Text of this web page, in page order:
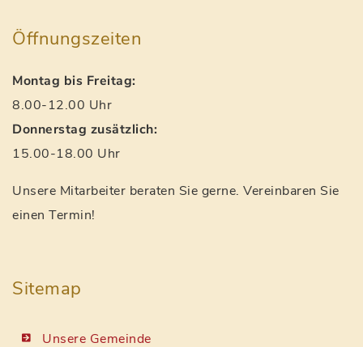
Öffnungszeiten
Montag bis Freitag:
8.00-12.00 Uhr
Donnerstag zusätzlich:
15.00-18.00 Uhr
Unsere Mitarbeiter beraten Sie gerne. Vereinbaren Sie
einen Termin!
Sitemap
Unsere Gemeinde